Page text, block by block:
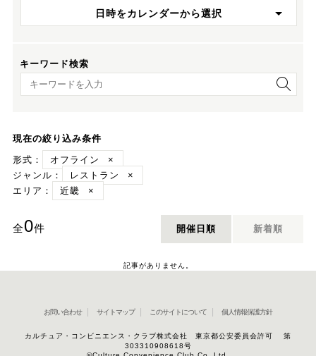
日時をカレンダーから選択
キーワード検索
キーワード検索
現在の絞り込み条件
形式：
オフライン
×
ジャンル：
レストラン
×
エリア：
近畿 ×
全0件 開催日順 新着順
記事がありません。
お問い合わせ サイトマップ このサイトについて 個人情報保護方針
カルチュア・コンビニエンス・クラブ株式会社 東京都公安委員会許可 第
303310908618号